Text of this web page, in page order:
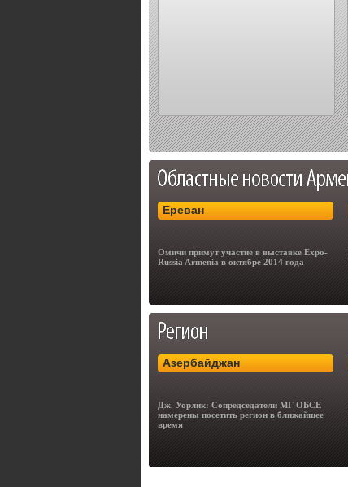
Ереван
Омичи примут участие в выставке Expo-
Russia Armenia в октябре 2014 года
Азербайджан
Дж. Уорлик: Сопредседатели МГ ОБСЕ
намерены посетить регион в ближайшее
время